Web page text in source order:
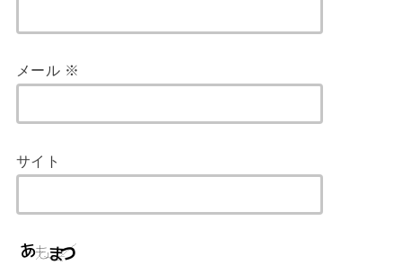
メール ※
サイト